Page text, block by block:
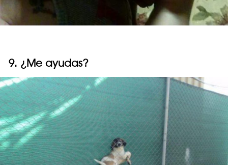
9. ¿Me ayudas?